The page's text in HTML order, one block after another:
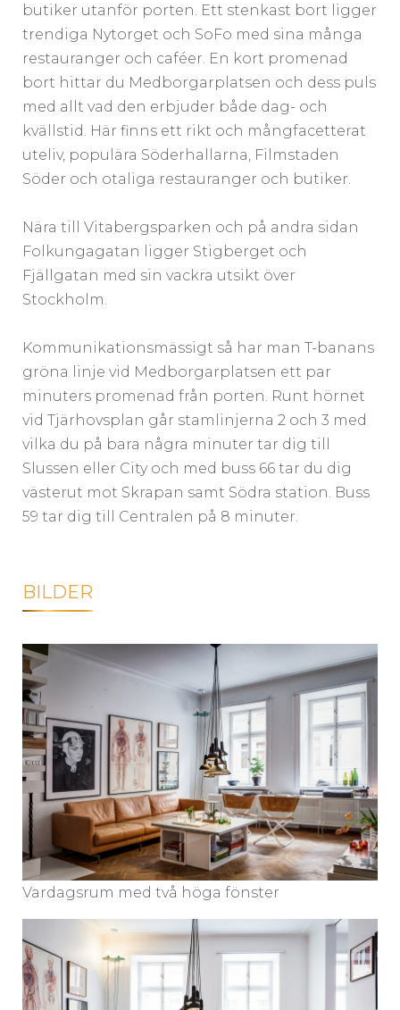
butiker utanför porten. Ett stenkast bort ligger
trendiga Nytorget och SoFo med sina många
restauranger och caféer. En kort promenad
bort hittar du Medborgarplatsen och dess puls
med allt vad den erbjuder både dag- och
kvällstid. Här finns ett rikt och mångfacetterat
uteliv, populära Söderhallarna, Filmstaden
Söder och otaliga restauranger och butiker.
Nära till Vitabergsparken och på andra sidan
Folkungagatan ligger Stigberget och
Fjällgatan med sin vackra utsikt över
Stockholm.
Kommunikationsmässigt så har man T-banans
gröna linje vid Medborgarplatsen ett par
minuters promenad från porten. Runt hörnet
vid Tjärhovsplan går stamlinjerna 2 och 3 med
vilka du på bara några minuter tar dig till
Slussen eller City och med buss 66 tar du dig
västerut mot Skrapan samt Södra station. Buss
59 tar dig till Centralen på 8 minuter.
BILDER
Vardagsrum med två höga fönster